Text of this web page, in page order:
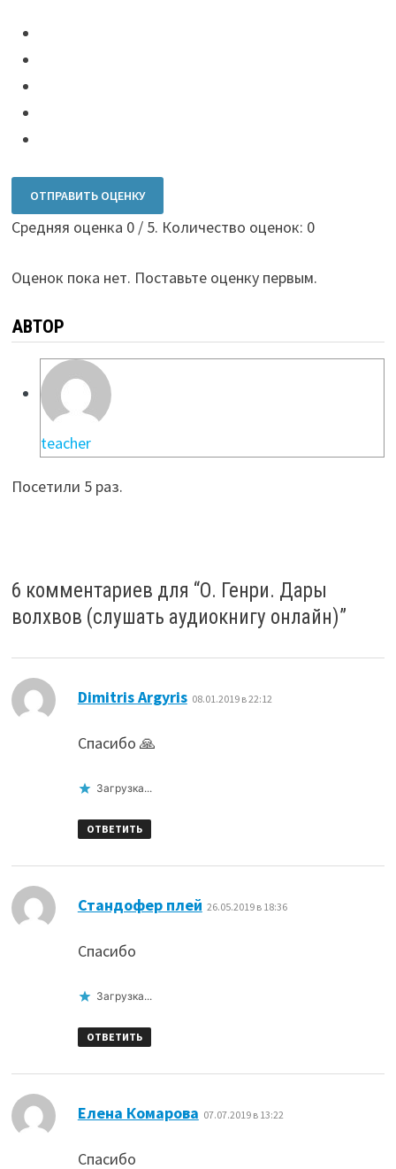
ОТПРАВИТЬ ОЦЕНКУ
Средняя оценка 0/ 5. Количество оценок: 0
Оценок пока нет. Поставьте оценку первым.
АВТОР
teacher
Посетили 5 раз.
6 комментариев для “О. Генри. Дары
волхвов (слушать аудиокнигу онлайн)”
Dimitris Argyris: 08.01.2019 в 22:12
Спасибо 🙏
Загрузка...
ОТВЕТИТЬ
Стандофер плей 26.05.2019 в 18:36
Спасибо
Загрузка...
ОТВЕТИТЬ
Елена Комарова 07.07.2019 в 13:22
Спасибо